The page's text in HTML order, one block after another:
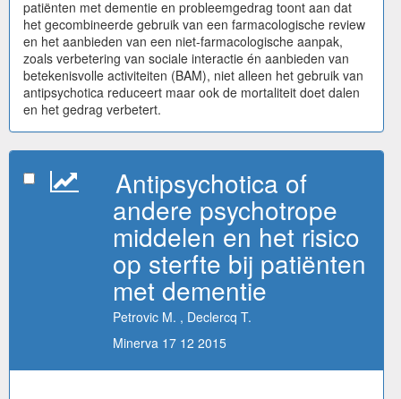
patiënten met dementie en probleemgedrag toont aan dat
het gecombineerde gebruik van een farmacologische review
en het aanbieden van een niet-farmacologische aanpak,
zoals verbetering van sociale interactie én aanbieden van
betekenisvolle activiteiten (BAM), niet alleen het gebruik van
antipsychotica reduceert maar ook de mortaliteit doet dalen
en het gedrag verbetert.
Antipsychotica of
andere psychotrope
middelen en het risico
op sterfte bij patiënten
met dementie
Petrovic M. , Declercq T.
Minerva 17 12 2015